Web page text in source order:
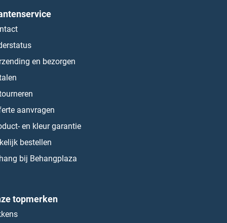
en bezorgen
aanvragen
en kleur garantie
bestellen
bij Behangplaza
topmerken